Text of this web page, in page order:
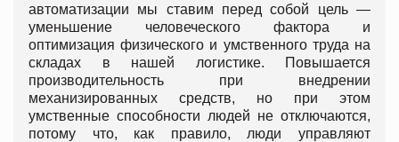
автоматизации мы ставим перед собой цель —
уменьшение человеческого фактора и
оптимизация физического и умственного труда на
складах в нашей логистике. Повышается
производительность при внедрении
механизированных средств, но при этом
умственные способности людей не отключаются,
потому что, как правило, люди управляют